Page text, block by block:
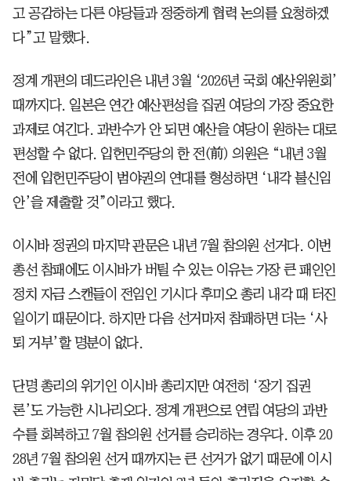
고 공감하는 다른 야당들과 정중하게 협력 논의를 요청하겠
다”고 말했다.
정계 개편의 데드라인은 내년 3월 ‘2026년 국회 예산위원회’
때까지다. 일본은 연간 예산편성을 집권 여당의 가장 중요한
과제로 여긴다. 과반수가 안 되면 예산을 여당이 원하는 대로
편성할 수 없다. 입헌민주당의 한 전(前) 의원은 “내년 3월
전에 입헌민주당이 범야권의 연대를 형성하면 ‘내각 불신임
안’을 제출할 것”이라고 했다.
이시바 정권의 마지막 관문은 내년 7월 참의원 선거다. 이번
총선 참패에도 이시바가 버틸 수 있는 이유는 가장 큰 패인인
정치 자금 스캔들이 전임인 기시다 후미오 총리 내각 때 터진
일이기 때문이다. 하지만 다음 선거마저 참패하면 더는 ‘사
퇴 거부’할 명분이 없다.
단명 총리의 위기인 이시바 총리지만 여전히 ‘장기 집권
론’도 가능한 시나리오다. 정계 개편으로 연립 여당의 과반
수를 회복하고 7월 참의원 선거를 승리하는 경우다. 이후 20
28년 7월 참의원 선거 때까지는 큰 선거가 없기 때문에 이시